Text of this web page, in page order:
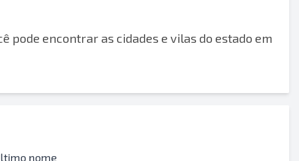
pode encontrar as cidades e vilas do estado em
nome